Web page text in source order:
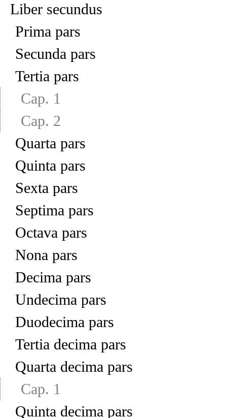
Liber secundus
Prima pars
Secunda pars
Tertia pars
Cap. 1
Cap. 2
Quarta pars
Quinta pars
Sexta pars
Septima pars
Octava pars
Nona pars
Decima pars
Undecima pars
Duodecima pars
Tertia decima pars
Quarta decima pars
Cap. 1
Quinta decima pars